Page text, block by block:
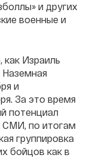
и других
военные и
как Израиль
и
За это время
потенциал
СМИ, по итогам
группировка
бойцов как в